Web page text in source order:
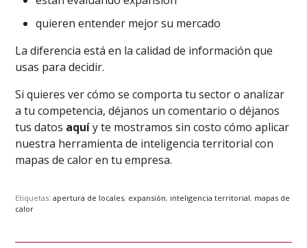
quieren entender mejor su mercado
La diferencia está en la calidad de información que
usas para decidir.
Si quieres ver cómo se comporta tu sector o analizar
a tu competencia, déjanos un comentario o déjanos
tus datos aquíy te mostramos sin costo cómo aplicar
nuestra herramienta de inteligencia territorial con
mapas de calor en tu empresa.
Etiquetas:apertura de locales, expansión, inteligencia territorial, mapas de
calor